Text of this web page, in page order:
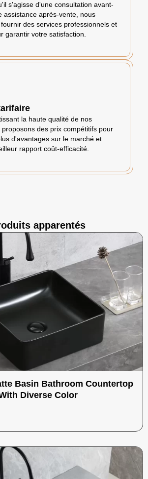
s'agisse d'une consultation avant-
assistance après-vente, nous
des services professionnels et
garantir votre satisfaction.
la haute qualité de nos
proposons des prix compétitifs pour
d'avantages sur le marché et
rapport coût-efficacité.
apparentés
Basin Bathroom Countertop
Diverse Color